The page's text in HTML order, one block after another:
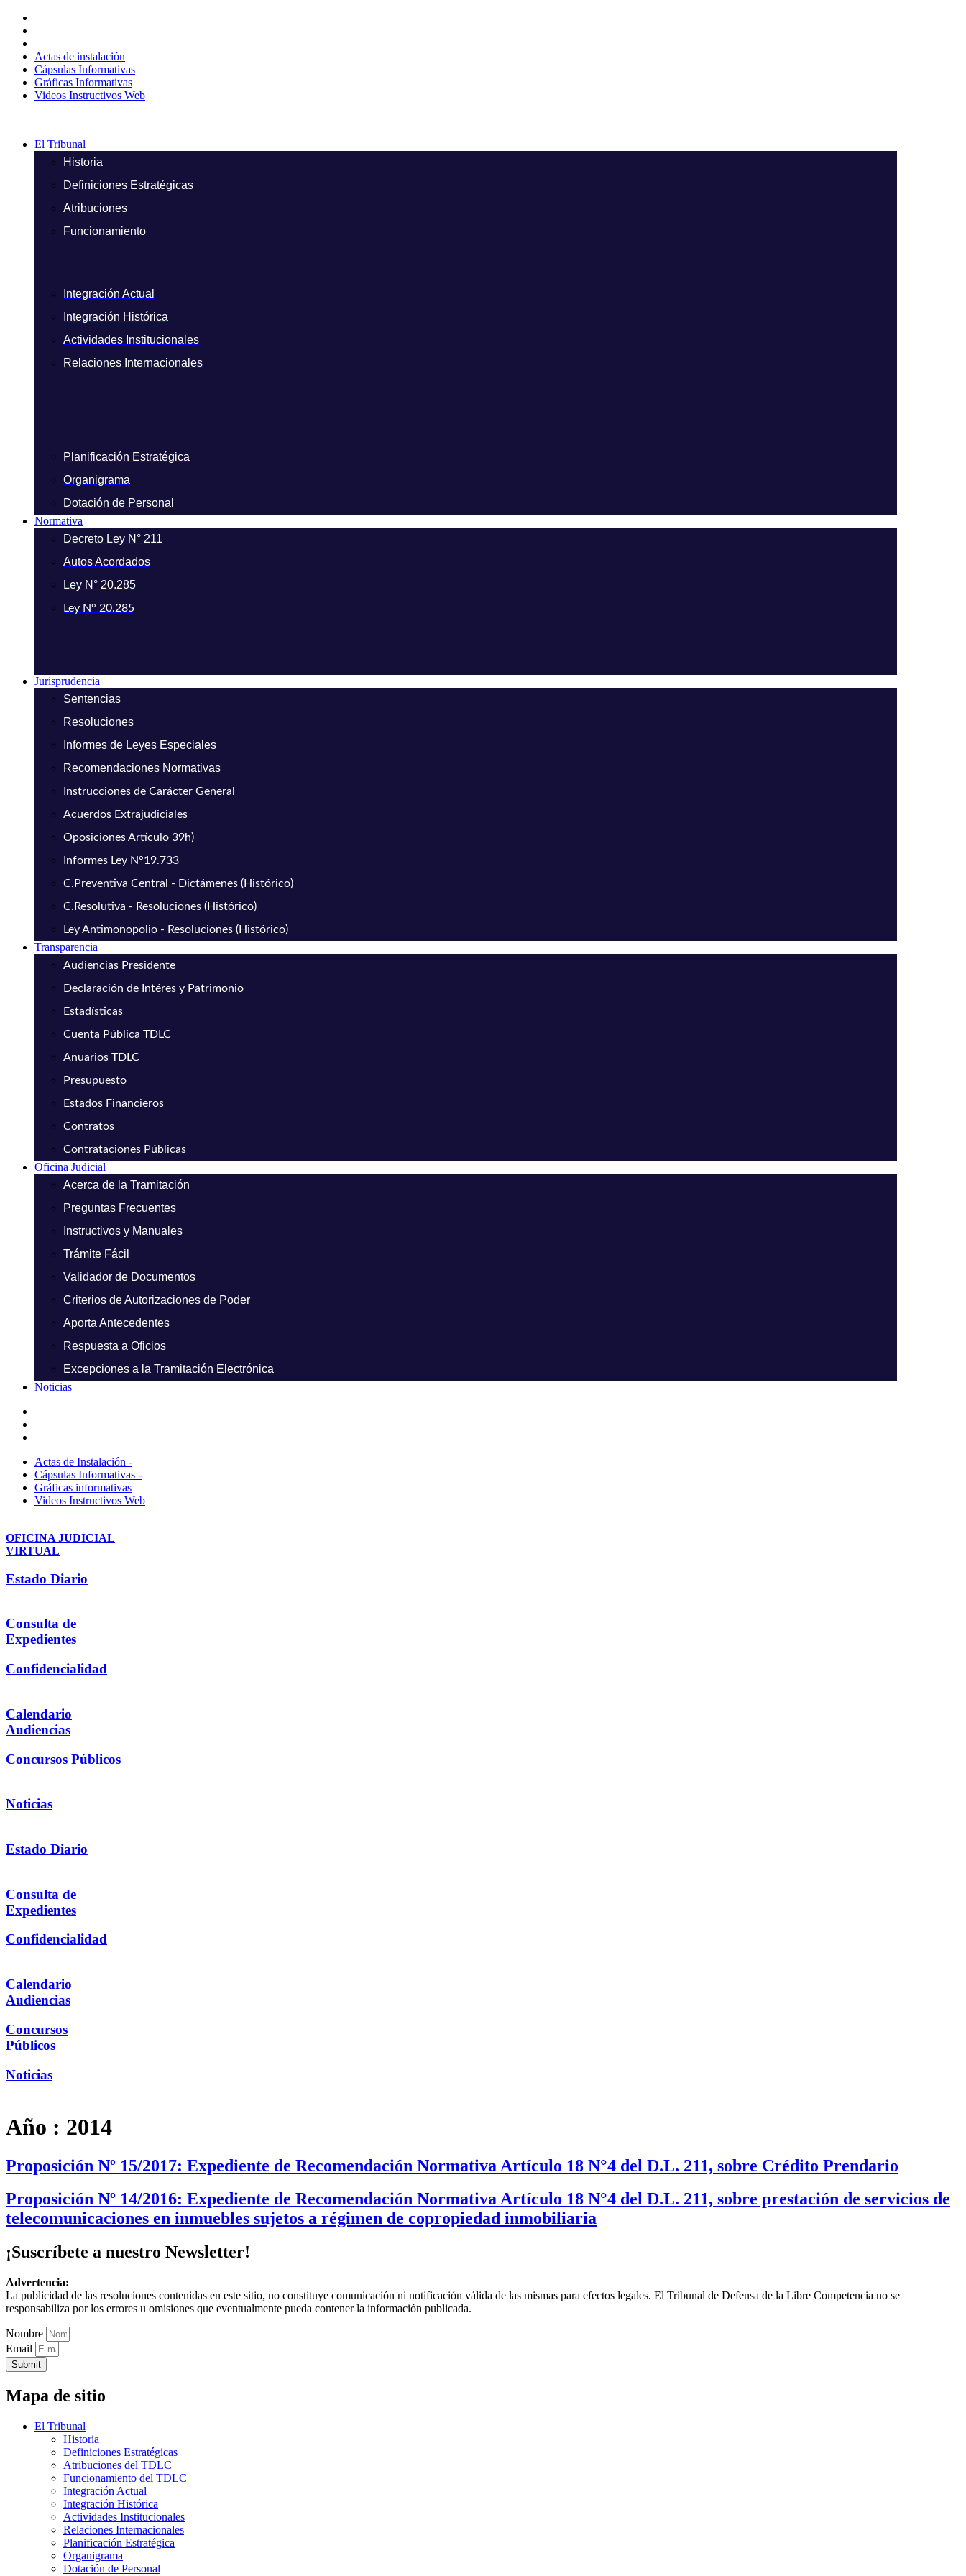
contenido
Actas de instalación
Cápsulas Informativas
Gráficas Informativas
Videos Instructivos Web
El Tribunal
Historia
Definiciones Estratégicas
Atribuciones
Funcionamiento
Integración Actual
Integración Histórica
Actividades Institucionales
Relaciones Internacionales
Planificación Estratégica
Organigrama
Dotación de Personal
Normativa
Decreto Ley N° 211
Autos Acordados
Ley N° 20.285
Ley N° 20.285
Jurisprudencia
Sentencias
Resoluciones
Informes de Leyes Especiales
Recomendaciones Normativas
Instrucciones de Carácter General
Acuerdos Extrajudiciales
Oposiciones Artículo 39h)
Informes Ley N°19.733
C.Preventiva Central - Dictámenes (Histórico)
C.Resolutiva - Resoluciones (Histórico)
Ley Antimonopolio - Resoluciones (Histórico)
Transparencia
Audiencias Presidente
Declaración de Intéres y Patrimonio
Estadísticas
Cuenta Pública TDLC
Anuarios TDLC
Presupuesto
Estados Financieros
Contratos
Contrataciones Públicas
Oficina Judicial
Acerca de la Tramitación
Preguntas Frecuentes
Instructivos y Manuales
Trámite Fácil
Validador de Documentos
Criterios de Autorizaciones de Poder
Aporta Antecedentes
Respuesta a Oficios
Excepciones a la Tramitación Electrónica
Noticias
Actas de Instalación -
Cápsulas Informativas -
Gráficas informativas
Videos Instructivos Web
OFICINA JUDICIAL
VIRTUAL
Estado Diario
Consulta de
Expedientes
Confidencialidad
Calendario
Audiencias
Concursos Públicos
Noticias
Estado Diario
Consulta de
Expedientes
Confidencialidad
Calendario
Audiencias
Concursos
Públicos
Noticias
Año : 2014
Proposición Nº 15/2017: Expediente de Recomendación Normativa Artículo 18 N°4 del D.L. 211, sobre Crédito Prendario
Proposición Nº 14/2016: Expediente de Recomendación Normativa Artículo 18 N°4 del D.L. 211, sobre prestación de servicios de
telecomunicaciones en inmuebles sujetos a régimen de copropiedad inmobiliaria
¡Suscríbete a nuestro Newsletter!
Advertencia:
La publicidad de las resoluciones contenidas en este sitio, no constituye comunicación ni notificación válida de las mismas para efectos legales. El Tribunal de Defensa de la Libre Competencia no se
responsabiliza por los errores u omisiones que eventualmente pueda contener la información publicada.
Nombre
Email
Submit
Mapa de sitio
El Tribunal
Historia
Definiciones Estratégicas
Atribuciones del TDLC
Funcionamiento del TDLC
Integración Actual
Integración Histórica
Actividades Institucionales
Relaciones Internacionales
Planificación Estratégica
Organigrama
Dotación de Personal